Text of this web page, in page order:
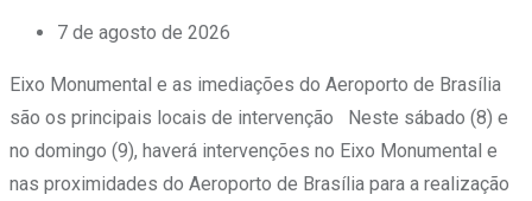
7 de agosto de 2026
Eixo Monumental e as imediações do Aeroporto de Brasília
são os principais locais de intervenção Neste sábado (8) e
no domingo (9), haverá intervenções no Eixo Monumental e
nas proximidades do Aeroporto de Brasília para a realização